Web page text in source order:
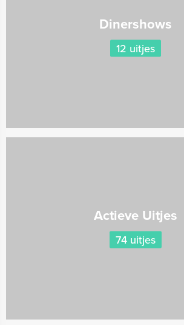
Dinershows
12 uitjes
Actieve Uitjes
74 uitjes